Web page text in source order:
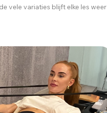
vele variaties blijft elke les weer